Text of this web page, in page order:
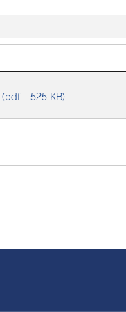
(pdf - 525 KB)